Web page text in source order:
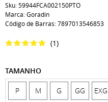
Sku:59944FCA002150PTO
Marca:Goradin
Código de Barras:7897013546853
(1)
TAMANHO
P M G GG
EXG